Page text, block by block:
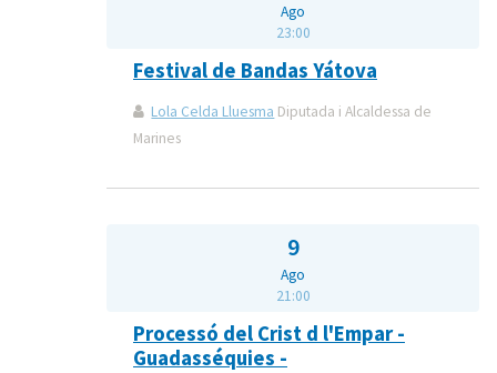
Ago
23:00
Festival de Bandas Yátova
Lola Celda Lluesma Diputada i Alcaldessa de
Marines
9
Ago
21:00
Processó del Crist d l'Empar -
Guadasséquies -